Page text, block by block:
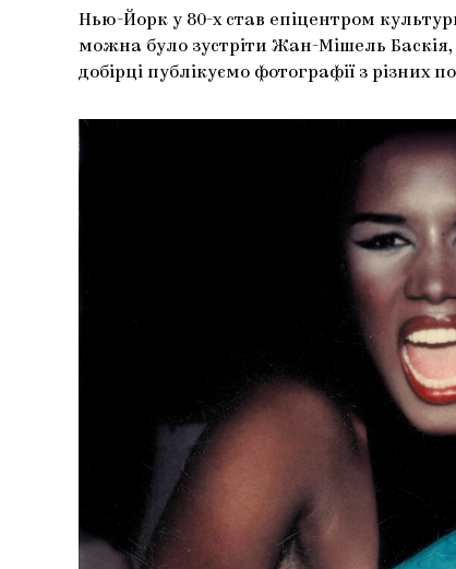
Нью-Йорк у 80-х став епіцентром
можна було зустріти Жан-Мішель Баскія,
добірці публікуємо фотографії з різних